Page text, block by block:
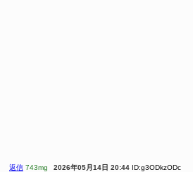
返信 743mg 2026年05月14日 20:44 ID:g3ODkzODc